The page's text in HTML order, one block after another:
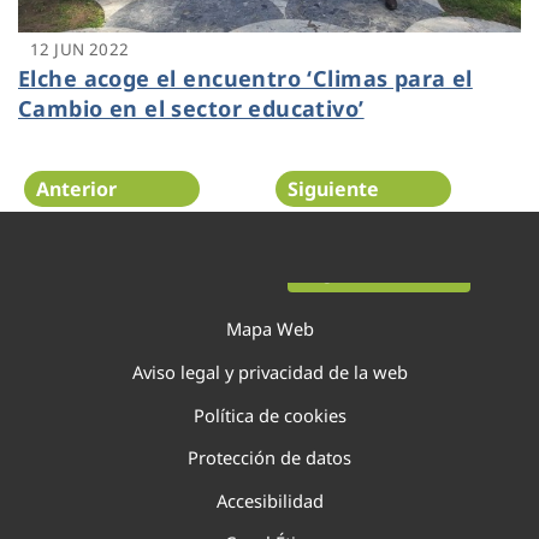
12 JUN 2022
Elche acoge el encuentro ‘Climas para el
Cambio en el sector educativo’
Anterior Siguiente
Mapa Web
Aviso legal y privacidad de la web
Política de cookies
Protección de datos
Accesibilidad